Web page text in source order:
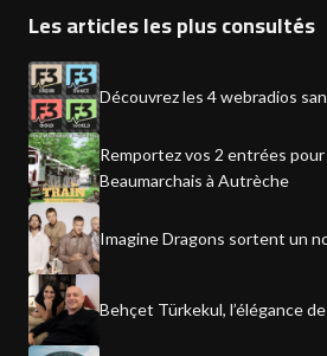
Les articles les plus consultés
Découvrez les 4 webradios
Remportez vos 2 entrées
Beaumarchais à Autrèche
Imagine Dragons sortent un
Behçet Türkekul, l’élégance